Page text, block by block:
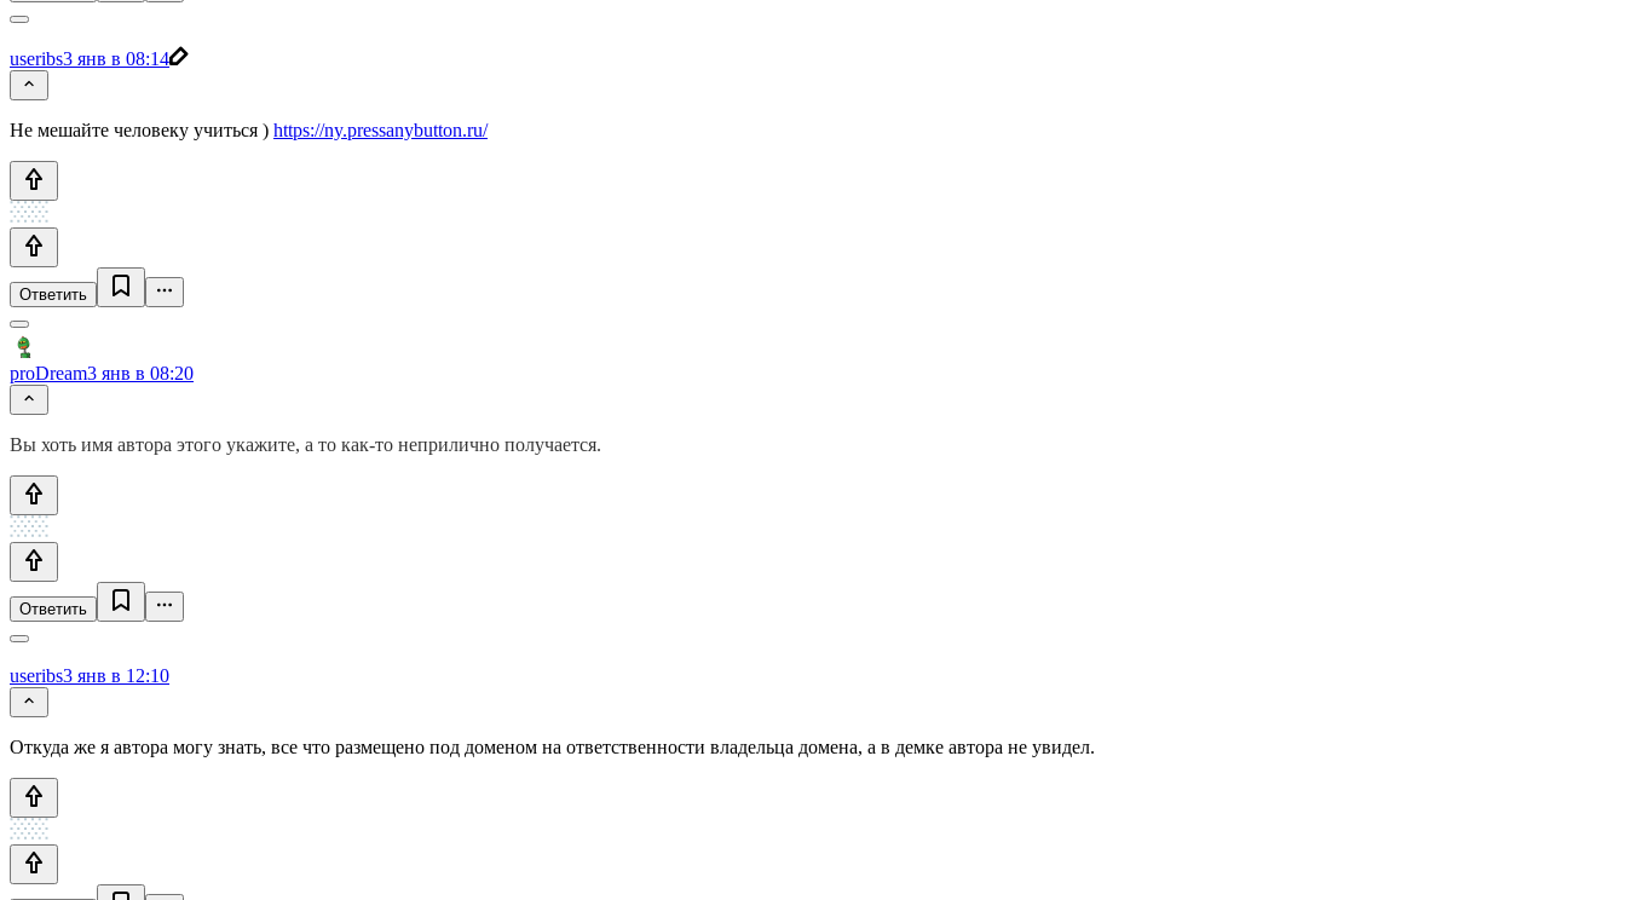
useribs3 янв в 08:14
Не мешайте человеку учиться ) https://ny.pressanybutton.ru/
Ответить
proDream3 янв в 08:20
Вы хоть имя автора этого укажите, а то как-то неприлично получается.
Ответить
useribs3 янв в 12:10
Откуда же я автора могу знать, все что размещено под доменом на ответственности владельца домена, а в демке автора не увидел.